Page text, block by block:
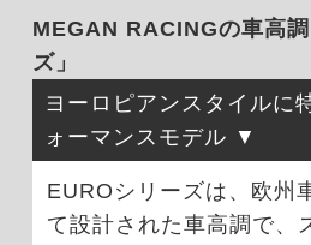
MEGAN RACINGの車高
ズ」
ヨーロピアンスタイルに
ォーマンスモデル
EUROシリーズは、欧州
て設計された車高調で、